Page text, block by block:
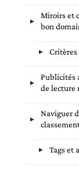
Miroirs et
bon
Publicités
de lecture
Naviguer
Tags et